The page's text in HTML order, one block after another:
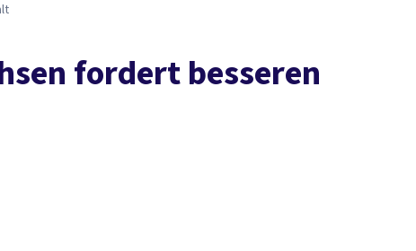
fordert besseren